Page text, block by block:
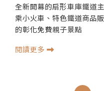
全新開幕的扇形車庫鐵道
乘小火車、特色鐵道商品
的彰化免費親子景點
閱讀更多